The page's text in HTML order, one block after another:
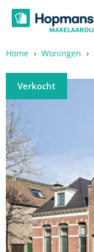
naar
inhoud
Home › Woningen ›
Verkocht